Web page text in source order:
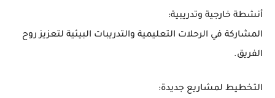
أنشطة خارجية وتدريبية:
المشاركة في الرحلات التعليمية والتدريبات البيئية لتعزيز روح
الفريق.
التخطيط لمشاريع جديدة: